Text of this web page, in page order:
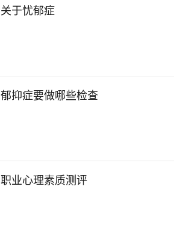
关于忧郁症
郁抑症要做哪些检查
职业心理素质测评